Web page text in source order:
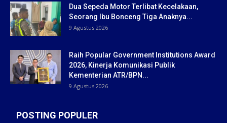
Dua Sepeda Motor Terlibat Kecelakaan,
Seorang Ibu Bonceng Tiga Anaknya...
9 Agustus 2026
Raih Popular Government Institutions Award
2026, Kinerja Komunikasi Publik
Kementerian ATR/BPN...
9 Agustus 2026
POSTING POPULER